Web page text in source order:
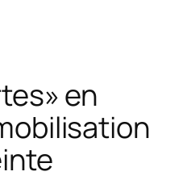
en